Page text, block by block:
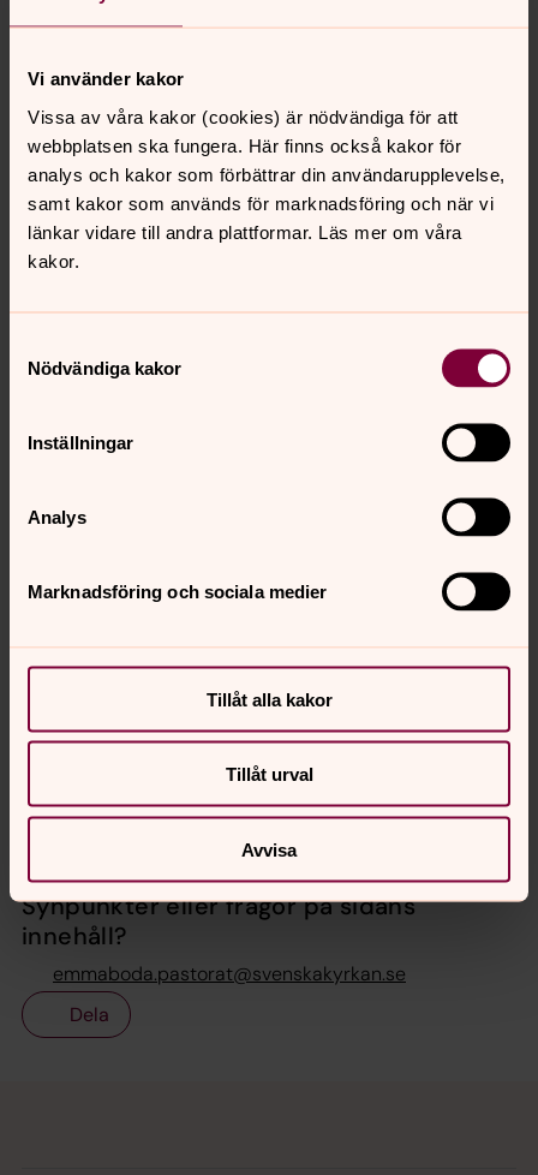
Vi använder kakor
Vissa av våra kakor (cookies) är nödvändiga för att
webbplatsen ska fungera. Här finns också kakor för
analys och kakor som förbättrar din användarupplevelse,
samt kakor som används för marknadsföring och när vi
länkar vidare till andra plattformar. Läs mer om våra
kakor.
Nödvändiga kakor
Inställningar
Analys
Marknadsföring och sociala medier
Tillåt alla kakor
Tillåt urval
Avvisa
Medlemskap i Svenska kyrkan
tvivlar. För dig som längtar efter rättvisa och en bättre
värld, värnar om våra kyrkobyggnader och kulturarv....
Bön för fred
På onsdagar kl 11:45 ber vi för fred i Emmaboda kyrka.
Nyfiken på Gud?
Läs om kristen tro
Synpunkter eller frågor på sidans
innehåll?
emmaboda.pastorat@svenskakyrkan.se
Dela